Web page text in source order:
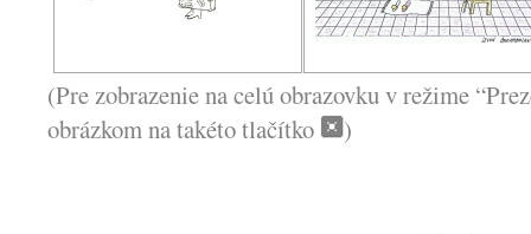
(Pre zobrazenie na celú obrazovku v režime
obrázkom na takéto tlačítko
)